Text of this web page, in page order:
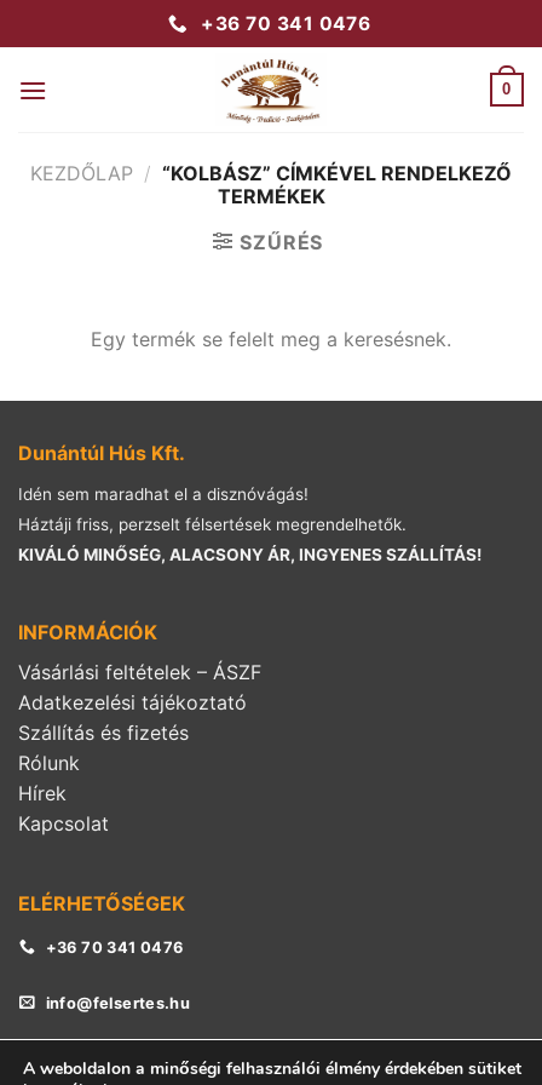
to
+36 70 341 0476
0
KEZDŐLAP / “KOLBÁSZ” CÍMKÉVEL RENDELKEZŐ
TERMÉKEK
SZŰRÉS
Egy termék se felelt meg a keresésnek.
Dunántúl Hús Kft.
Idén sem maradhat el a disznóvágás!
Háztáji friss, perzselt félsertések megrendelhetők.
KIVÁLÓ MINŐSÉG, ALACSONY ÁR, INGYENES SZÁLLÍTÁS!
INFORMÁCIÓK
Vásárlási feltételek – ÁSZF
Adatkezelési tájékoztató
Szállítás és fizetés
Rólunk
Hírek
Kapcsolat
ELÉRHETŐSÉGEK
+36 70 341 0476
info@felsertes.hu
A weboldalon a minőségi felhasználói élmény érdekében sütiket